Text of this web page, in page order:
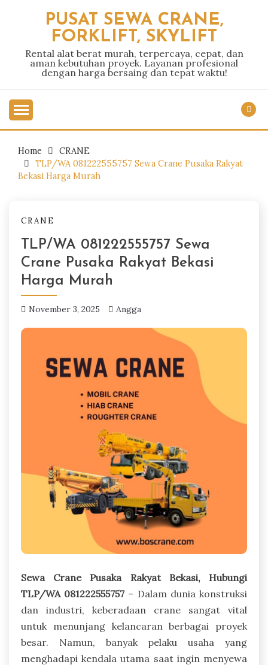
PUSAT SEWA CRANE,
FORKLIFT, SKYLIFT
Rental alat berat murah, terpercaya, cepat, dan
aman kebutuhan proyek. Layanan profesional
dengan harga bersaing dan tepat waktu!
Home
CRANE
TLP/WA 081222555757 Sewa Crane Pusaka Rakyat
Bekasi Harga Murah
CRANE
TLP/WA 081222555757 Sewa
Crane Pusaka Rakyat Bekasi
Harga Murah
November 3, 2025 Angga
Sewa Crane Pusaka Rakyat Bekasi, Hubungi
TLP/WA 081222555757– Dalam dunia konstruksi
dan industri, keberadaan crane sangat vital
untuk menunjang kelancaran berbagai proyek
besar. Namun, banyak pelaku usaha yang
menghadapi kendala utama saat ingin menyewa